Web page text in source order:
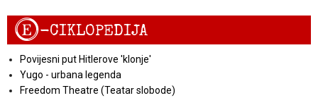
E-CIKLOPEDIJA
Povijesni put Hitlerove 'klonje'
Yugo - urbana legenda
Freedom Theatre (Teatar slobode)